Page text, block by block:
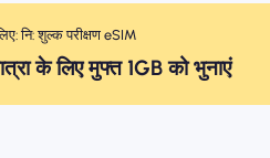
नि: शुल्क परीक्षण eSIM
के लिए मुफ्त 1GB को भुनाएं